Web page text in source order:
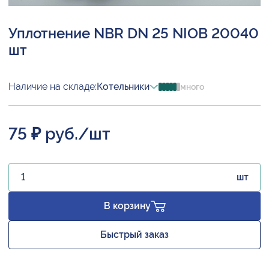
Уплотнение NBR DN 25 NIOB 20040
шт
Наличие на складе:Котельники много
75 ₽ руб./шт
шт
В корзину
Быстрый заказ